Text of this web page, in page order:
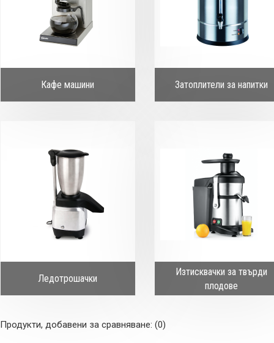
Кафе машини Затоплители за напитки
Ледотрошачки
Изтисквачки за твърди
плодове
Продукти, добавени за сравняване: (0)